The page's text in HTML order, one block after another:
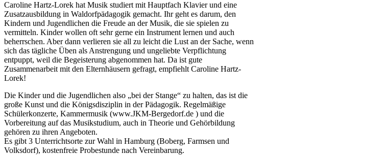
Caroline Hartz-Lorek hat Musik studiert mit Hauptfach Klavier und eine
Zusatzausbildung in Waldorfpädagogik gemacht. Ihr geht es darum, den
Kindern und Jugendlichen die Freude an der Musik, die sie spielen zu
vermitteln. Kinder wollen oft sehr gerne ein Instrument lernen und auch
beherrschen. Aber dann verlieren sie all zu leicht die Lust an der Sache, wenn
sich das tägliche Üben als Anstrengung und ungeliebte Verpflichtung
entpuppt, weil die Begeisterung abgenommen hat. Da ist gute
Zusammenarbeit mit den Elternhäusern gefragt, empfiehlt Caroline Hartz-
Lorek!
Die Kinder und die Jugendlichen also „bei der Stange“ zu halten, das ist die
große Kunst und die Königsdisziplin in der Pädagogik. Regelmäßige
Schülerkonzerte, Kammermusik (www.JKM-Bergedorf.de ) und die
Vorbereitung auf das Musikstudium, auch in Theorie und Gehörbildung
gehören zu ihren Angeboten.
Es gibt 3 Unterrichtsorte zur Wahl in Hamburg (Boberg, Farmsen und
Volksdorf), kostenfreie Probestunde nach Vereinbarung.